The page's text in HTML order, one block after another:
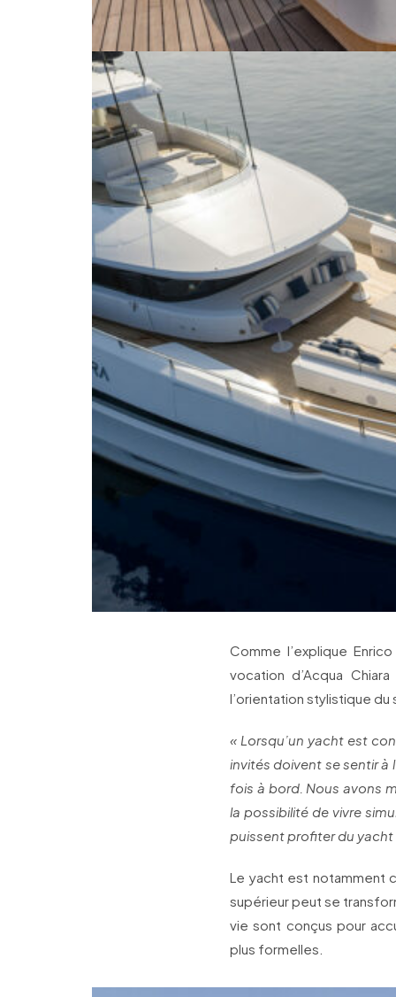
Comme l’explique
vocation d’Acqua
l’orientation stylistique
« Lorsqu’un yacht est
invités doivent se sentir à
fois à bord. Nous avons
la possibilité de vivre
puissent profiter du yacht
Le yacht est notamment
supérieur peut se
vie sont conçus pour
plus formelles.